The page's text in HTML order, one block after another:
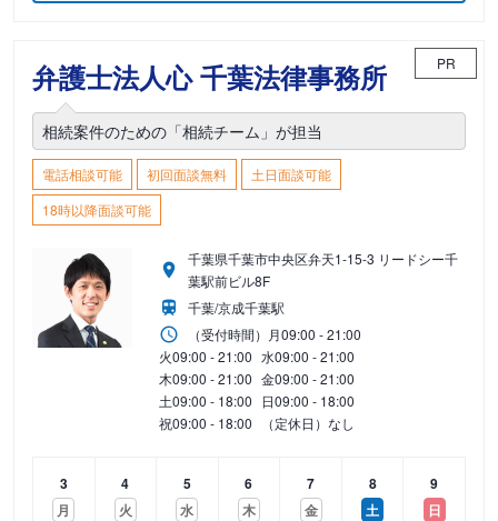
弁護士法人心 千葉法律事務所 PR
相続案件のための「相続チーム」が担当
電話相談可能 初回面談無料
土日面談可能
18時以降面談可能
千葉県千葉市中央区弁天1-15-3 リードシー千
葉駅前ビル8F
千葉/京成千葉駅
（受付時間） 月09:00 - 21:00
火09:00 - 21:00 水09:00 - 21:00
木09:00 - 21:00 金09:00 - 21:00
土09:00 - 18:00 日09:00 - 18:00
祝09:00 - 18:00 （定休日）なし
3
月
4
火
5
水
6
木
7
金
8
土
9
日